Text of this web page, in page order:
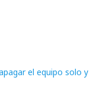
el equipo solo y